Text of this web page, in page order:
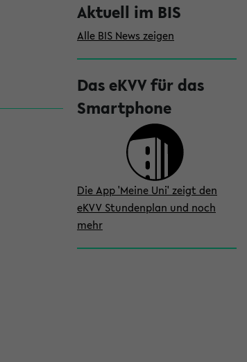
Aktuell im BIS
Alle BIS News zeigen
Das eKVV für das
Smartphone
Die App 'Meine Uni' zeigt den
eKVV Stundenplan und noch
mehr